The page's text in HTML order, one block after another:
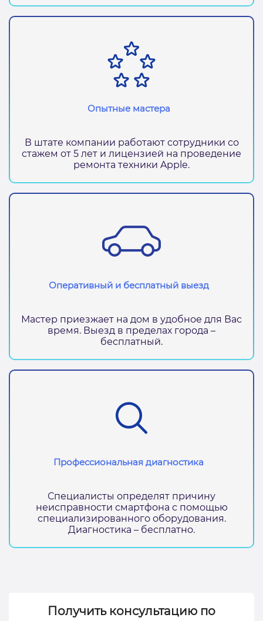
Опытные мастера
В штате компании работают сотрудники со
стажем от 5 лет и лицензией на проведение
ремонта техники Apple.
Оперативный и бесплатный выезд
Мастер приезжает на дом в удобное для Вас
время. Выезд в пределах города –
бесплатный.
Профессиональная диагностика
Специалисты определят причину
неисправности смартфона с помощью
специализированного оборудования.
Диагностика – бесплатно.
Получить консультацию по